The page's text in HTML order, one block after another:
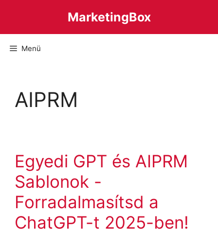
MarketingBox
Menü
AIPRM
Egyedi GPT és AIPRM
Sablonok -
Forradalmasítsd a
ChatGPT-t 2025-ben!